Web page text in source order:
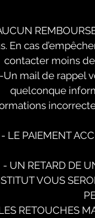
En cas
contacter moins
-Un mail de rappel
quelconque
- LE PAIEMENT
- UN RETARD DE
VOUS
RETOUCHES